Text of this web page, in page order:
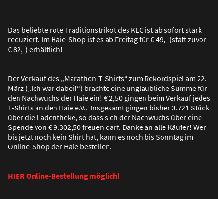
Das beliebte rote Traditionstrikot des KEC ist ab sofort stark
reduziert. Im Haie-Shop ist es ab Freitag für € 49,- (statt zuvor
€ 82,-) erhältlich!
Der Verkauf des „Marathon-T-Shirts“ zum Rekordspiel am 22.
März („Ich war dabei!“) brachte eine unglaubliche Summe für
den Nachwuchs der Haie ein! € 2,50 gingen beim Verkauf jedes
T-Shirts an den Haie e.V.. Insgesamt gingen bisher 3.721 Stück
über die Ladentheke, so dass sich der Nachwuchs über eine
Spende von € 9.302,50 freuen darf. Danke an alle Käufer! Wer
bis jetzt noch kein Shirt hat, kann es noch bis Sonntag im
Online-Shop der Haie bestellen.
HIER Online-Bestellung möglich!